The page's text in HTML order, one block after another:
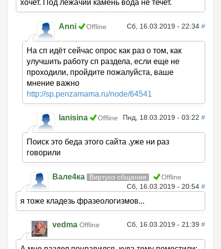
хочет. Под лежачий камень вода не течет.
Anni Offline Сб, 16.03.2019 - 22:34 #
На сп идёт сейчас опрос как раз о том, как
улучшить работу сп раздела, если еще не
проходили, пройдите пожалуйста, ваше
мнение важно
http://sp.penzamama.ru/node/64541
lanisina Offline Пнд, 18.03.2019 - 03:22 #
Поиск это беда этого сайта ,уже ни раз
говорили
Вале4ка Виртуоз общения
Offline
Сб, 16.03.2019 - 20:54 #
я тоже кладезь фразеологизмов...
vedma Offline Сб, 16.03.2019 - 21:39 #